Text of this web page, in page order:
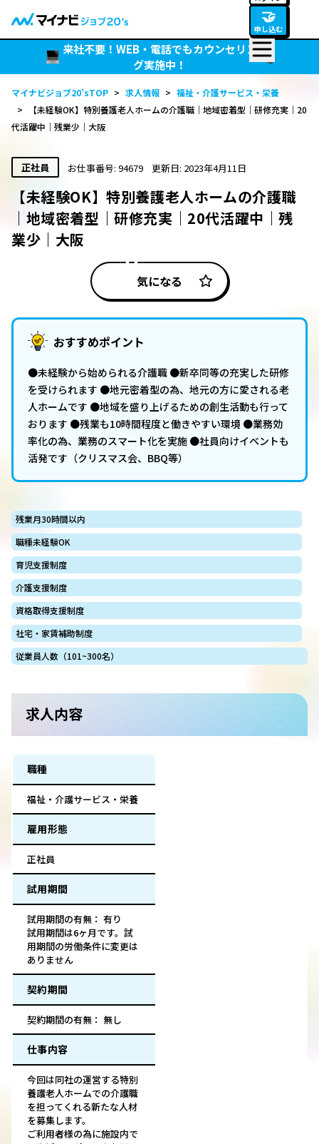
🤝
申し込む
来社不要！WEB・電話でもカウンセリン
グ実施中！
マイナビジョブ20’sTOP > 求人情報 > 福祉・介護サービス・栄養
>
【未経験OK】特別養護老人ホームの介護職｜地域密着型｜研修充実｜20
代活躍中｜残業少｜大阪
正社員 お仕事番号: 94679 更新日: 2023年4月11日
【未経験OK】特別養護老人ホームの介護職
｜地域密着型｜研修充実｜20代活躍中｜残
業少｜大阪
気になる
おすすめポイント
●未経験から始められる介護職 ●新卒同等の充実した研修
を受けられます ●地元密着型の為、地元の方に愛される老
人ホームです ●地域を盛り上げるための創生活動も行って
おります ●残業も10時間程度と働きやすい環境 ●業務効
率化の為、業務のスマート化を実施 ●社員向けイベントも
活発です（クリスマス会、BBQ等）
残業月30時間以内
職種未経験OK
育児支援制度
介護支援制度
資格取得支援制度
社宅・家賃補助制度
従業員人数（101~300名）
求人内容
職種
福祉・介護サービス・栄養
雇用形態
正社員
試用期間
試用期間の有無： 有り
試用期間は6ヶ月です。試
用期間の労働条件に変更は
ありません
契約期間
契約期間の有無： 無し
仕事内容
今回は同社の運営する特別
養護老人ホームでの介護職
を担ってくれる新たな人材
を募集します。
ご利用者様の為に施設内で